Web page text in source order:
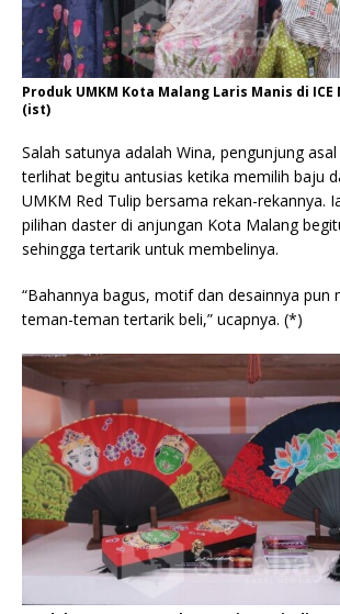
Produk UMKM Kota Malang Laris Manis di ICE
(ist)
Salah satunya adalah Wina, pengunjung
terlihat begitu antusias ketika memilih baju
UMKM Red Tulip bersama rekan-rekannya.
pilihan daster di anjungan Kota Malang
sehingga tertarik untuk membelinya.
“Bahannya bagus, motif dan desainnya pun
teman-teman tertarik beli,” ucapnya. (*)